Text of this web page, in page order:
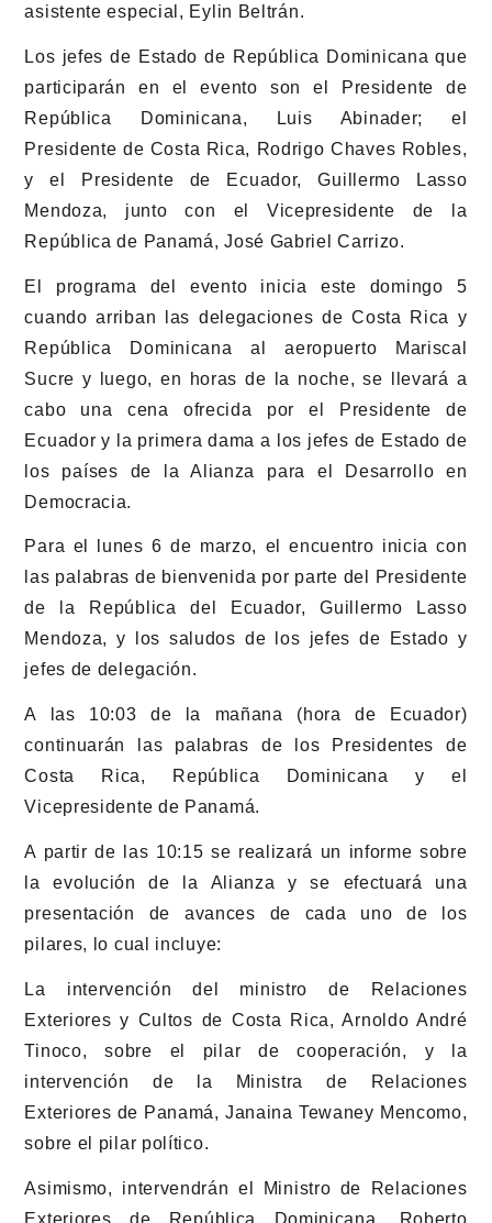
asistente especial, Eylin Beltrán.
Los jefes de Estado de República Dominicana que
participarán en el evento son el Presidente de
República Dominicana, Luis Abinader; el
Presidente de Costa Rica, Rodrigo Chaves Robles,
y el Presidente de Ecuador, Guillermo Lasso
Mendoza, junto con el Vicepresidente de la
República de Panamá, José Gabriel Carrizo.
El programa del evento inicia este domingo 5
cuando arriban las delegaciones de Costa Rica y
República Dominicana al aeropuerto Mariscal
Sucre y luego, en horas de la noche, se llevará a
cabo una cena ofrecida por el Presidente de
Ecuador y la primera dama a los jefes de Estado de
los países de la Alianza para el Desarrollo en
Democracia.
Para el lunes 6 de marzo, el encuentro inicia con
las palabras de bienvenida por parte del Presidente
de la República del Ecuador, Guillermo Lasso
Mendoza, y los saludos de los jefes de Estado y
jefes de delegación.
A las 10:03 de la mañana (hora de Ecuador)
continuarán las palabras de los Presidentes de
Costa Rica, República Dominicana y el
Vicepresidente de Panamá.
A partir de las 10:15 se realizará un informe sobre
la evolución de la Alianza y se efectuará una
presentación de avances de cada uno de los
pilares, lo cual incluye:
La intervención del ministro de Relaciones
Exteriores y Cultos de Costa Rica, Arnoldo André
Tinoco, sobre el pilar de cooperación, y la
intervención de la Ministra de Relaciones
Exteriores de Panamá, Janaina Tewaney Mencomo,
sobre el pilar político.
Asimismo, intervendrán el Ministro de Relaciones
Exteriores de República Dominicana, Roberto